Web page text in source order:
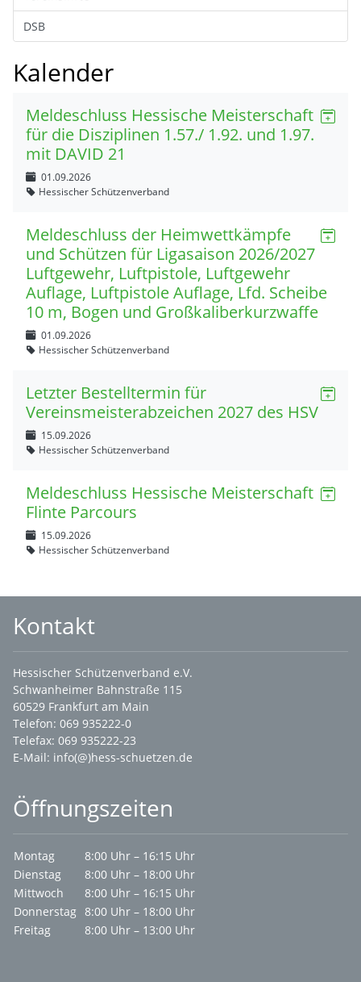
DSB
Kalender
Meldeschluss Hessische Meisterschaft
für die Disziplinen 1.57./ 1.92. und 1.97.
mit DAVID 21
01.09.2026
Hessischer Schützenverband
Meldeschluss der Heimwettkämpfe
und Schützen für Ligasaison 2026/2027
Luftgewehr, Luftpistole, Luftgewehr
Auflage, Luftpistole Auflage, Lfd. Scheibe
10 m, Bogen und Großkaliberkurzwaffe
01.09.2026
Hessischer Schützenverband
Letzter Bestelltermin für
Vereinsmeisterabzeichen 2027 des HSV
15.09.2026
Hessischer Schützenverband
Meldeschluss Hessische Meisterschaft
Flinte Parcours
15.09.2026
Hessischer Schützenverband
Kontakt
Hessischer Schützenverband e.V.
Schwanheimer Bahnstraße 115
60529 Frankfurt am Main
Telefon: 069 935222-0
Telefax: 069 935222-23
E-Mail: info(@)hess-schuetzen.de
Öffnungszeiten
Montag
8:00 Uhr – 16:15 Uhr
Dienstag
8:00 Uhr – 18:00 Uhr
Mittwoch
8:00 Uhr – 16:15 Uhr
Donnerstag 8:00 Uhr – 18:00 Uhr
Freitag
8:00 Uhr – 13:00 Uhr